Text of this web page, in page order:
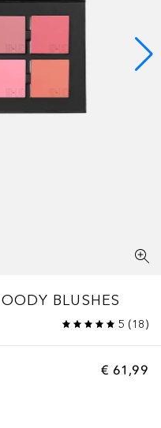
BLUSHES
5 (18)
€ 61,99